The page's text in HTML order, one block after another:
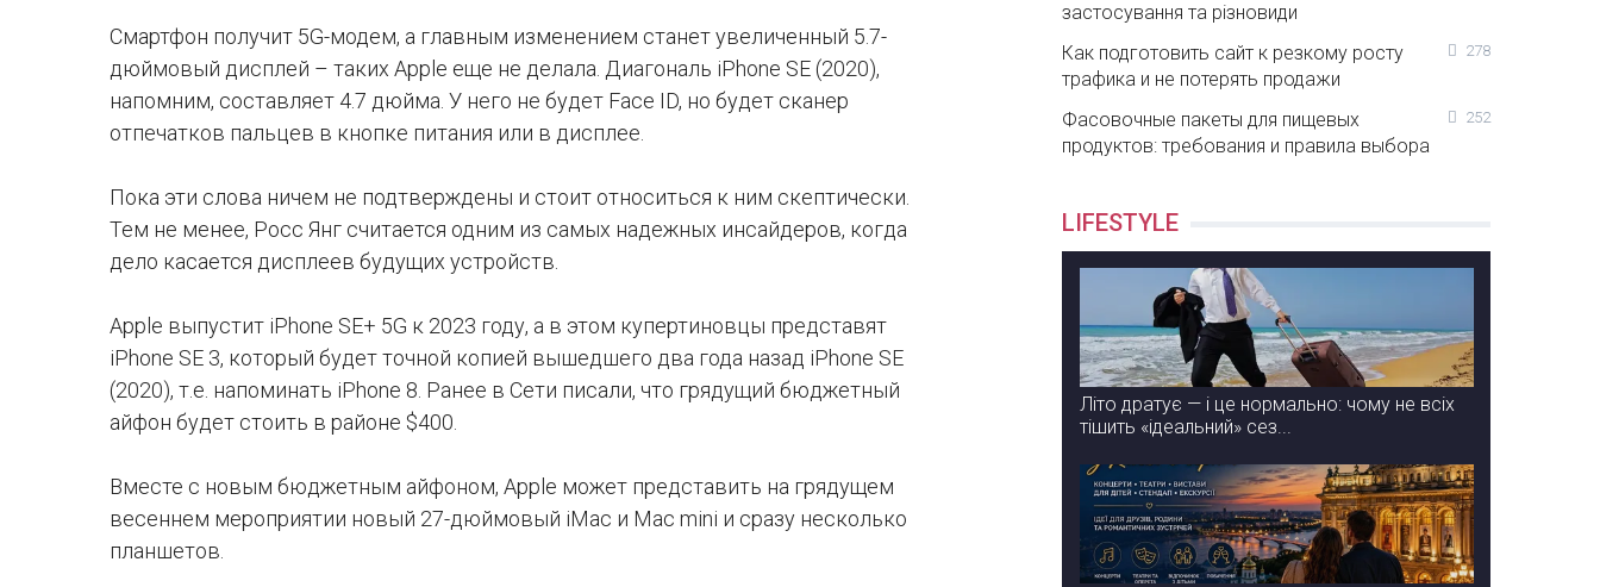
Смартфон получит 5G-модем, а главным изменением станет увеличенный 5.7-
дюймовый дисплей – таких Apple еще не делала. Диагональ iPhone SE (2020),
напомним, составляет 4.7 дюйма. У него не будет Face ID, но будет сканер
отпечатков пальцев в кнопке питания или в дисплее.
Пока эти слова ничем не подтверждены и стоит относиться к ним скептически.
Тем не менее, Росс Янг считается одним из самых надежных инсайдеров, когда
дело касается дисплеев будущих устройств.
Apple выпустит iPhone SE+ 5G к 2023 году, а в этом купертиновцы представят
iPhone SE 3, который будет точной копией вышедшего два года назад iPhone SE
(2020), т.е. напоминать iPhone 8. Ранее в Сети писали, что грядущий бюджетный
айфон будет стоить в районе $400.
Вместе с новым бюджетным айфоном, Apple может представить на грядущем
весеннем мероприятии новый 27-дюймовый iMac и Mac mini и сразу несколько
планшетов.
застосування та різновиди
Как подготовить сайт к резкому росту
трафика и не потерять продажи
278
Фасовочные пакеты для пищевых
продуктов: требования и правила выбора
252
LIFESTYLE
Літо дратує — і це нормально: чому не всіх
тішить «ідеальний» сез...